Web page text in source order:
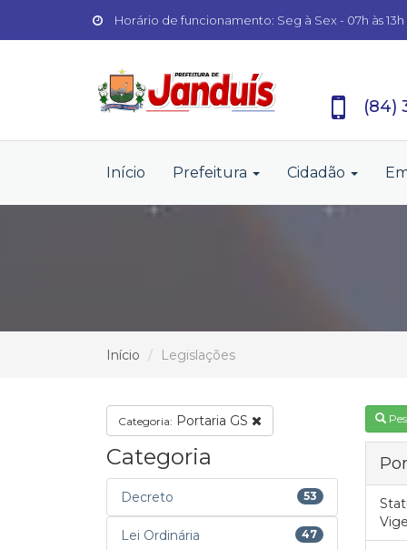
Horário de funcionamento: Seg à Sex - 07h às 13h
(84)
Início Prefeitura Cidadão
Início Legislações
Categoria: Portaria GS
Categoria
Decreto 53
Lei Ordinária 47